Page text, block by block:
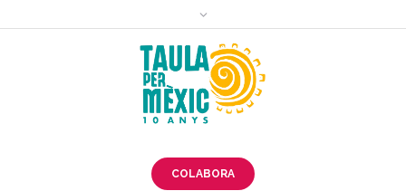
COLABORA